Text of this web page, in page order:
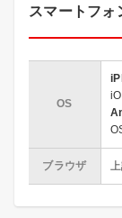
スマートフォ
OS
ブラウザ